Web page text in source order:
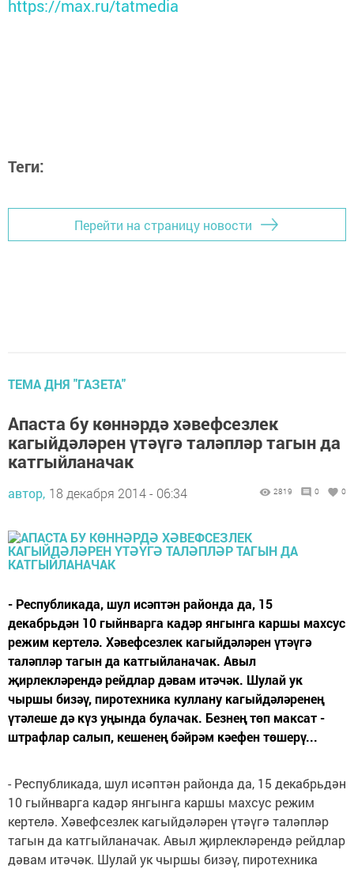
https://max.ru/tatmedia
Теги:
Перейти на страницу новости
ТЕМА ДНЯ "ГАЗЕТА"
Апаста бу көннәрдә хәвефсезлек
кагыйдәләрен үтәүгә таләпләр тагын да
катгыйланачак
автор, 18 декабря 2014 - 06:34 2819 0 0
- Республикада, шул исәптән районда да, 15
декабрьдән 10 гыйнварга кадәр янгынга каршы махсус
режим кертелә. Хәвефсезлек кагыйдәләрен үтәүгә
таләпләр тагын да катгыйланачак. Авыл
җирлекләрендә рейдлар дәвам итәчәк. Шулай ук
чыршы бизәү, пиротехника куллану кагыйдәләренең
үтәлеше дә күз уңында булачак. Безнең төп максат -
штрафлар салып, кешенең бәйрәм кәефен төшерү...
- Республикада, шул исәптән районда да, 15 декабрьдән
10 гыйнварга кадәр янгынга каршы махсус режим
кертелә. Хәвефсезлек кагыйдәләрен үтәүгә таләпләр
тагын да катгыйланачак. Авыл җирлекләрендә рейдлар
дәвам итәчәк. Шулай ук чыршы бизәү, пиротехника